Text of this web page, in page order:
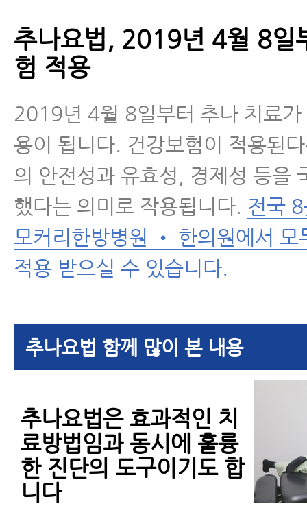
추나요법, 2019년 4월 8일
험 적용
2019년 4월 8일부터 추나 치료가
용이 됩니다. 건강보험이 적용된
의 안전성과 유효성, 경제성 등을
했다는 의미로 작용됩니다. 전국
모커리한방병원 • 한의원에서 모
적용 받으실 수 있습니다.
추나요법 함께 많이 본 내용
추나요법은 효과적인 치
료방법임과 동시에 훌륭
한 진단의 도구이기도 합
니다